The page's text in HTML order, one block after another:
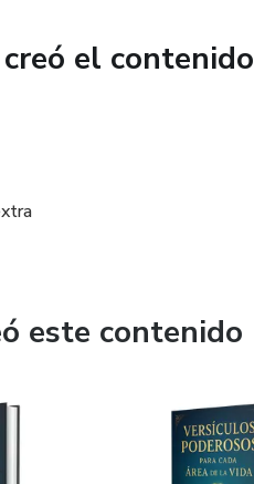
el contenido
este contenido